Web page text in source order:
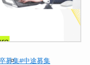
募集#中途募集